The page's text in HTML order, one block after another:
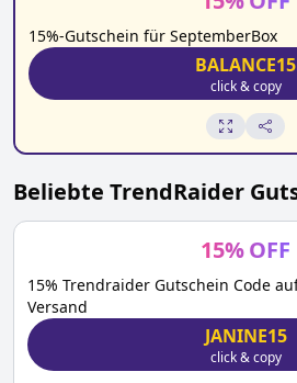
15%-Gutschein für SeptemberBox
BALANCE15
click & copy
Beliebte TrendRaider
15%OFF
15% Trendraider Gutschein Code
Versand
JANINE15
click & copy